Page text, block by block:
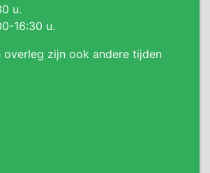
u.
16:30 u.
overleg zijn ook andere tijden